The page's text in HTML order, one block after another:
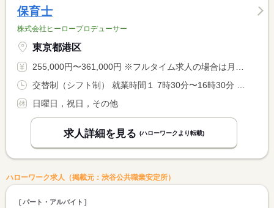
保育士
株式会社ヒーロープロデューサー
東京都港区
255,000円〜361,000円 ※フルタイム求人の場合は月額（換算額）、パート求人の場合は時間額を表示しています。
日曜日，祝日，その他
求人詳細を見る (ハローワークより転載)
ハローワーク求人（掲載元：渋谷公共職業安定所）
パート・アルバイト